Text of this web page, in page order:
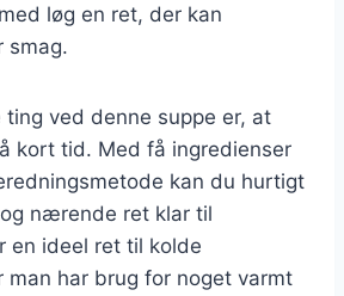
løg en ret, der kan
smag.
ved denne suppe er, at
kort tid. Med få ingredienser
kan du hurtigt
nærende ret klar til
en ideel ret til kolde
man har brug for noget varmt